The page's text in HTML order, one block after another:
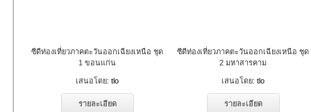
ซีดีท่องเที่ยวภาคตะวันออกเฉียงเหนือ ชุด
1 ขอนแก่น
เสนอโดย: tlo
รายละเอียด
ซีดีท่องเที่ยวภาคตะวันออกเฉียงเหนือ ชุด
2 มหาสารคาม
เสนอโดย: tlo
รายละเอียด